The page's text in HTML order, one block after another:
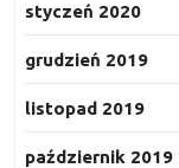
styczeń 2020
grudzień 2019
listopad 2019
październik 2019